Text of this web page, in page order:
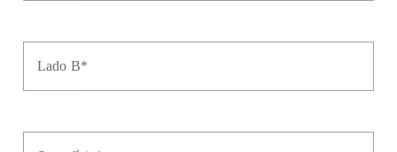
Lado B*